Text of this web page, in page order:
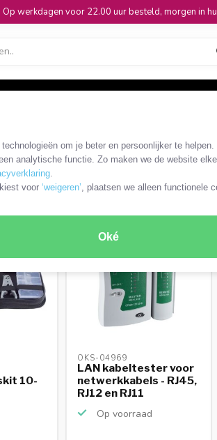
om je beter en persoonlijker te
analytische functie. Zo maken we de website
.
voor ‘weigeren’, plaatsen we alleen functionele
Oké
Op werkdagen voor 22.00 uur besteld, morgen in
10-
OKS-04969
LAN kabeltester voor
netwerkkabels - RJ45,
RJ12 en RJ11
Op voorraad